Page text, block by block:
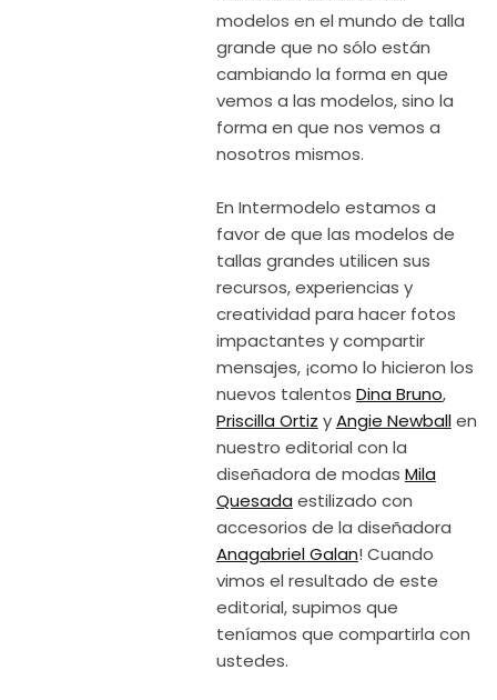
modelos en el mundo de talla
grande que no sólo están
cambiando la forma en que
vemos a las modelos, sino la
forma en que nos vemos a
nosotros mismos.
En Intermodelo estamos a
favor de que las modelos de
tallas grandes utilicen sus
recursos, experiencias y
creatividad para hacer fotos
impactantes y compartir
mensajes, ¡como lo hicieron los
nuevos talentos Dina Bruno,
Priscilla Ortiz yAngie Newballen
nuestro editorial con la
diseñadora de modas Mila
Quesada estilizado con
accesorios de la diseñadora
Anagabriel Galan! Cuando
vimos el resultado de este
editorial, supimos que
teníamos que compartirla con
ustedes.